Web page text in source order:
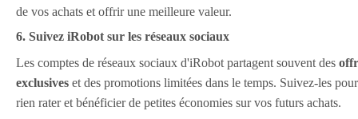
de vos achats et offrir une meilleure valeur.
6. Suivez iRobot sur les réseaux sociaux
Les comptes de réseaux sociaux d'iRobot partagent souvent des
exclusives et des promotions limitées dans le temps. Suivez-les
rien rater et bénéficier de petites économies sur vos futurs achats.